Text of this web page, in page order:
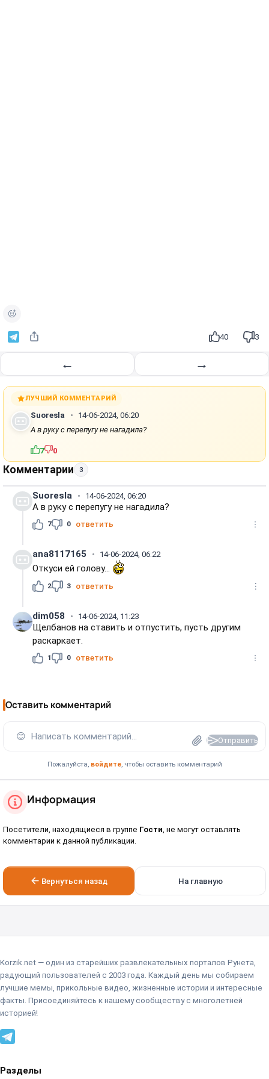
40 3
← →
ЛУЧШИЙ КОММЕНТАРИЙ
Suoresla
14-06-2024, 06:20
А в руку с перепугу не нагадила?
7 0
Комментарии 3
Suoresla 14-06-2024, 06:20
А в руку с перепугу не нагадила?
7 0 ответить
ana8117165 14-06-2024, 06:22
Откуси ей голову...
2 3 ответить
dim058 14-06-2024, 11:23
Щелбанов на ставить и отпустить, пусть другим
раскаркает.
1 0 ответить
Оставить комментарий
😊 Написать комментарий... Отправить
Пожалуйста, войдите, чтобы оставить комментарий
Информация
Посетители, находящиеся в группе Гости, не могут оставлять
комментарии к данной публикации.
Вернуться назад На главную
Korzik.net — один из старейших развлекательных порталов Рунета,
радующий пользователей с 2003 года. Каждый день мы собираем
лучшие мемы, прикольные видео, жизненные истории и интересные
факты. Присоединяйтесь к нашему сообществу с многолетней
историей!
Разделы